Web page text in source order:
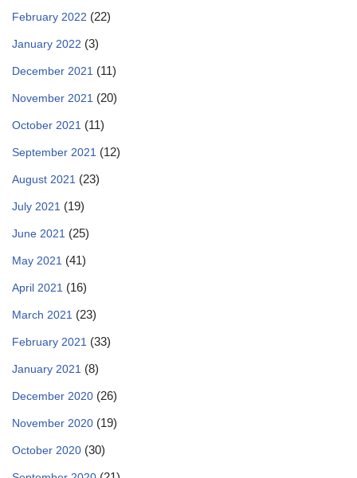
February 2022 (22)
January 2022 (3)
December 2021 (11)
November 2021 (20)
October 2021 (11)
September 2021 (12)
August 2021 (23)
July 2021 (19)
June 2021 (25)
May 2021 (41)
April 2021 (16)
March 2021 (23)
February 2021 (33)
January 2021 (8)
December 2020 (26)
November 2020 (19)
October 2020 (30)